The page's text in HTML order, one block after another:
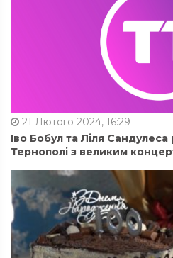
21 Лютого 2024, 16:29
Іво Бобул та Ліля
Тернополі з великим